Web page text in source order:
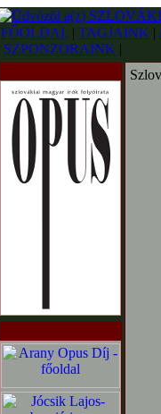
FŐOLDAL | TAGJAINK |
SZPONZORAINK |